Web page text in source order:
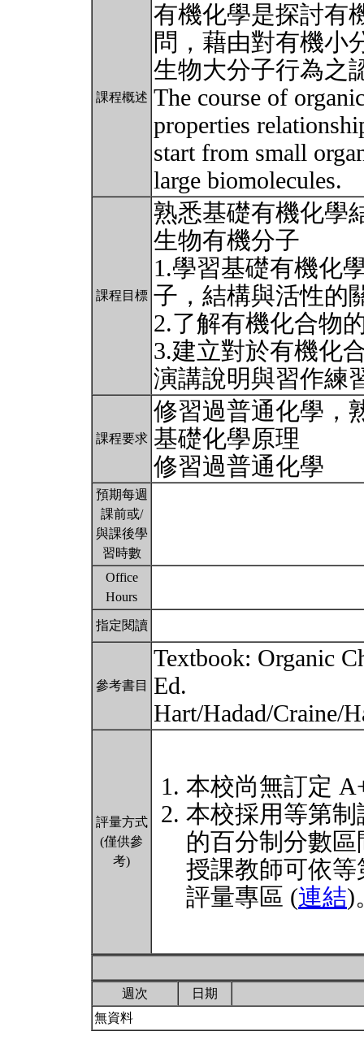
課程概述
有機化學是探討有
問，藉由對有機小
生物大分子行為之
The course of
properties
start from small
large biomolecules.
課程目標
熟悉基礎有機化學
生物有機分子
1.學習基礎有機化
子，結構與活性的
2.了解有機化合物
3.建立對於有機化
演講說明與習作練
課程要求
修習過普通化學，
基礎化學原理
修習過普通化學
預期每週
課前或/
與課後學
習時數
Office
Hours
指定閱讀
參考書目
Textbook: Organic
Ed.
Hart/Hadad/Craine/
評量方式
(僅供參
考)
本校尚無訂定
本校採用等第
的百分制分數
授課教師可依
評量專區 (連結)
週次
日期
無資料